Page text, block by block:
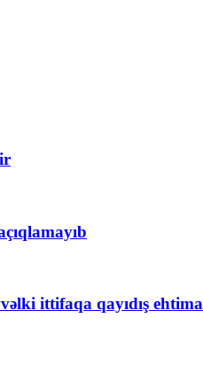
ittifaqa qayıdış